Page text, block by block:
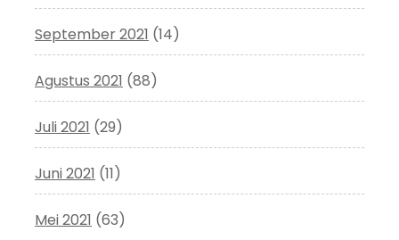
September 2021 (14)
Agustus 2021 (88)
Juli 2021 (29)
Juni 2021 (11)
Mei 2021 (63)